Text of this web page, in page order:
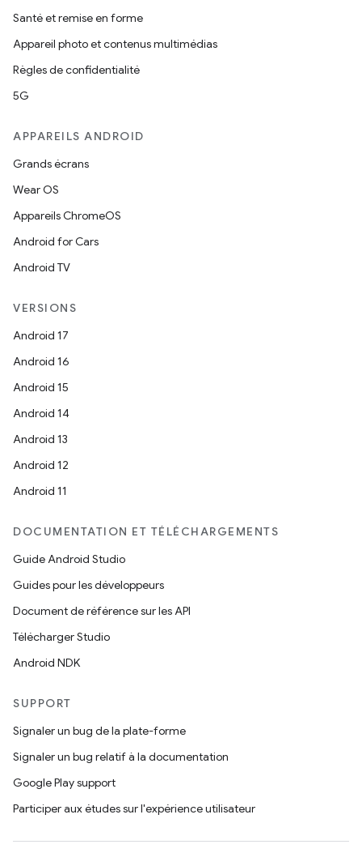
Santé et remise en forme
Appareil photo et contenus multimédias
Règles de confidentialité
5G
APPAREILS ANDROID
Grands écrans
Wear OS
Appareils ChromeOS
Android for Cars
Android TV
VERSIONS
Android 17
Android 16
Android 15
Android 14
Android 13
Android 12
Android 11
DOCUMENTATION ET TÉLÉCHARGEMENTS
Guide Android Studio
Guides pour les développeurs
Document de référence sur les API
Télécharger Studio
Android NDK
SUPPORT
Signaler un bug de la plate-forme
Signaler un bug relatif à la documentation
Google Play support
Participer aux études sur l'expérience utilisateur